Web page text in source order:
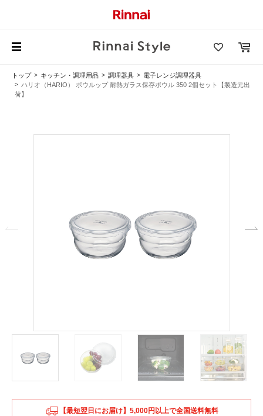
トップ キッチン・調理用品 調理器具
電子レンジ調理器具
ハリオ（HARIO） ボウルップ 耐熱ガラス保存ボウル 350 2個セット【製造元出
荷】
【最短翌日にお届け】5,000円以上で全国送料無料